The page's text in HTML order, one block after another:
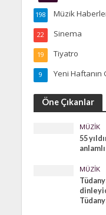
Müzik
198
Sinema
22
Tiyatro
19
Yeni Haftanın
9
Öne Çıkanlar
MÜZIK
55
MÜZIK